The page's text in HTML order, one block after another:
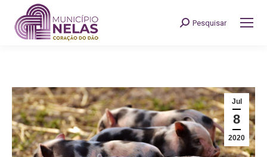
Search:
Pesquisar
Jul
8
2020